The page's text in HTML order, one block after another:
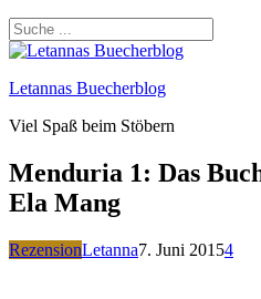
Letannas Buecherblog
Viel Spaß beim Stöbern
Menduria 1: Das
Ela Mang
RezensionLetanna7. Juni 20154